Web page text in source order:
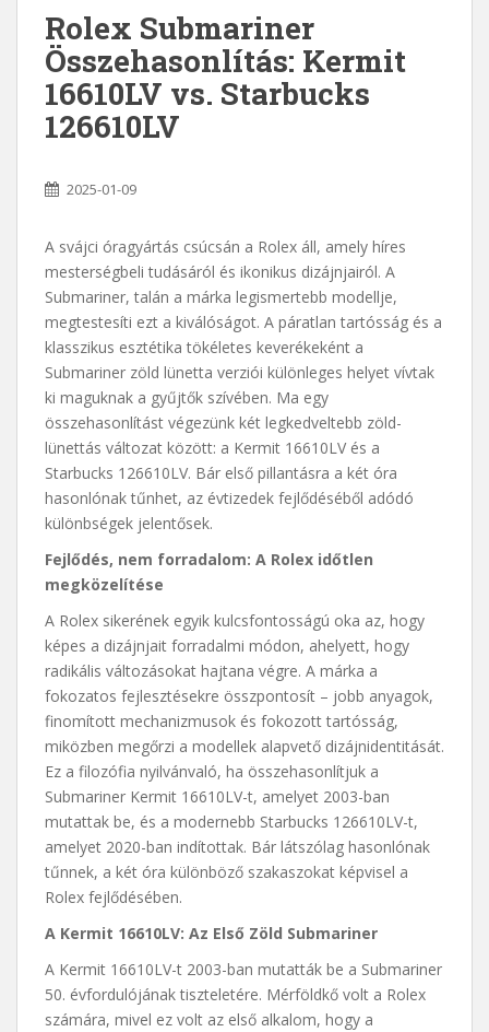
Rolex Submariner
Összehasonlítás: Kermit
16610LV vs. Starbucks
126610LV
2025-01-09
A svájci óragyártás csúcsán a Rolex áll, amely híres
mesterségbeli tudásáról és ikonikus dizájnjairól. A
Submariner, talán a márka legismertebb modellje,
megtestesíti ezt a kiválóságot. A páratlan tartósság és a
klasszikus esztétika tökéletes keverékeként a
Submariner zöld lünetta verziói különleges helyet vívtak
ki maguknak a gyűjtők szívében. Ma egy
összehasonlítást végezünk két legkedveltebb zöld-
lünettás változat között: a Kermit 16610LV és a
Starbucks 126610LV. Bár első pillantásra a két óra
hasonlónak tűnhet, az évtizedek fejlődéséből adódó
különbségek jelentősek.
Fejlődés, nem forradalom: A Rolex időtlen
megközelítése
A Rolex sikerének egyik kulcsfontosságú oka az, hogy
képes a dizájnjait forradalmi módon, ahelyett, hogy
radikális változásokat hajtana végre. A márka a
fokozatos fejlesztésekre összpontosít – jobb anyagok,
finomított mechanizmusok és fokozott tartósság,
miközben megőrzi a modellek alapvető dizájnidentitását.
Ez a filozófia nyilvánvaló, ha összehasonlítjuk a
Submariner Kermit 16610LV-t, amelyet 2003-ban
mutattak be, és a modernebb Starbucks 126610LV-t,
amelyet 2020-ban indítottak. Bár látszólag hasonlónak
tűnnek, a két óra különböző szakaszokat képvisel a
Rolex fejlődésében.
A Kermit 16610LV: Az Első Zöld Submariner
A Kermit 16610LV-t 2003-ban mutatták be a Submariner
50. évfordulójának tiszteletére. Mérföldkő volt a Rolex
számára, mivel ez volt az első alkalom, hogy a